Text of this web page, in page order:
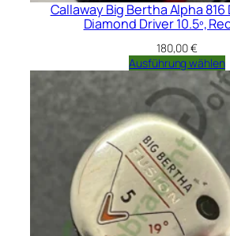
Callaway Big Bertha Alpha 816
Diamond Driver 10.5º,
180,00€
Ausführung wählen